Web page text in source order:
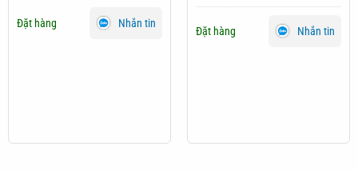
Đặt hàng Nhắn tin
Đặt hàng Nhắn tin